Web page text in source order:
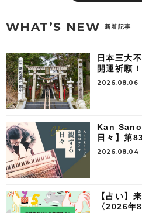
WHAT’S NEW 新着記事
日本三大
開運祈願
2026.08.06
Kan Sano
日々】第
2026.08.04
【占い】
〈2026年